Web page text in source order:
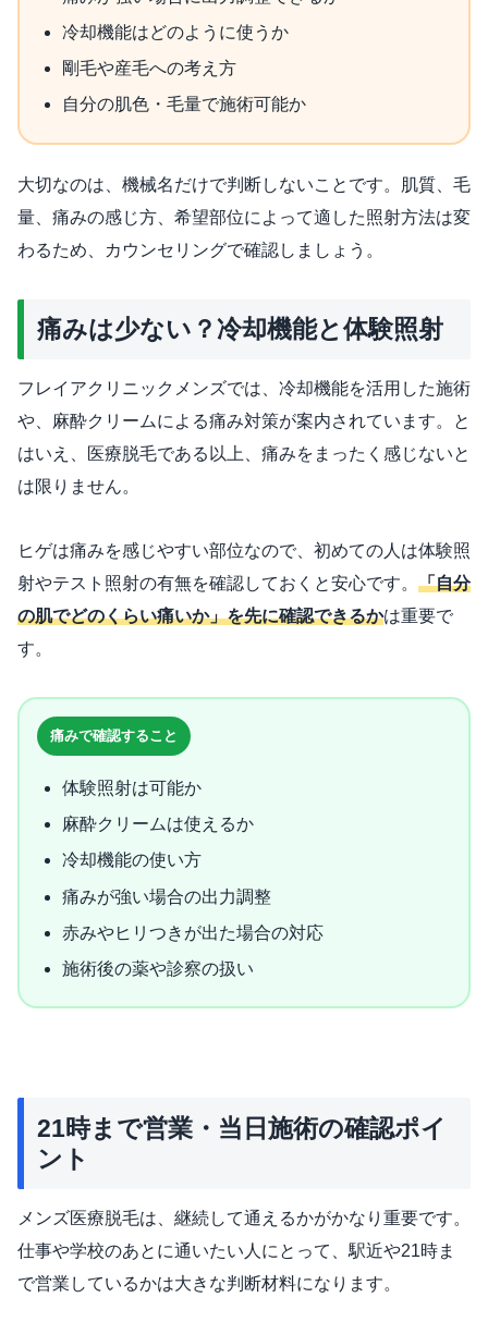
冷却機能はどのように使うか
剛毛や産毛への考え方
自分の肌色・毛量で施術可能か
大切なのは、機械名だけで判断しないことです。肌質、毛
量、痛みの感じ方、希望部位によって適した照射方法は変
わるため、カウンセリングで確認しましょう。
痛みは少ない？冷却機能と体験照射
フレイアクリニックメンズでは、冷却機能を活用した施術
や、麻酔クリームによる痛み対策が案内されています。と
はいえ、医療脱毛である以上、痛みをまったく感じないと
は限りません。
ヒゲは痛みを感じやすい部位なので、初めての人は体験照
射やテスト照射の有無を確認しておくと安心です。 「自分
の肌でどのくらい痛いか」を先に確認できるかは重要で
す。
痛みで確認すること
体験照射は可能か
麻酔クリームは使えるか
冷却機能の使い方
痛みが強い場合の出力調整
赤みやヒリつきが出た場合の対応
施術後の薬や診察の扱い
21時まで営業・当日施術の確認ポイ
ント
メンズ医療脱毛は、継続して通えるかがかなり重要です。
仕事や学校のあとに通いたい人にとって、駅近や21時ま
で営業しているかは大きな判断材料になります。